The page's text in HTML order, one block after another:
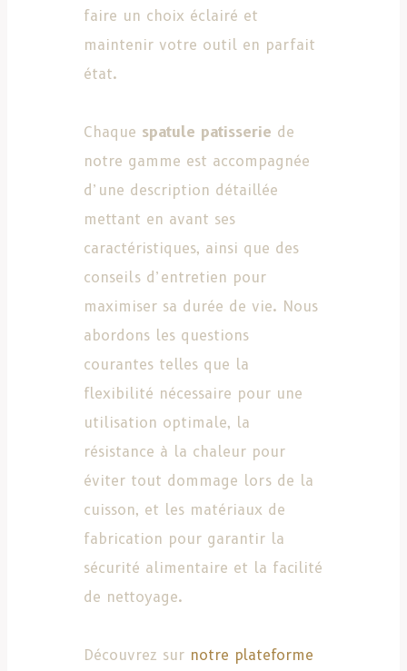
faire un choix éclairé et
maintenir votre outil en parfait
état.
Chaque spatule patisserie de
notre gamme est accompagnée
d’une description détaillée
mettant en avant ses
caractéristiques, ainsi que des
conseils d’entretien pour
maximiser sa durée de vie. Nous
abordons les questions
courantes telles que la
flexibilité nécessaire pour une
utilisation optimale, la
résistance à la chaleur pour
éviter tout dommage lors de la
cuisson, et les matériaux de
fabrication pour garantir la
sécurité alimentaire et la facilité
de nettoyage.
Découvrez sur notre plateforme